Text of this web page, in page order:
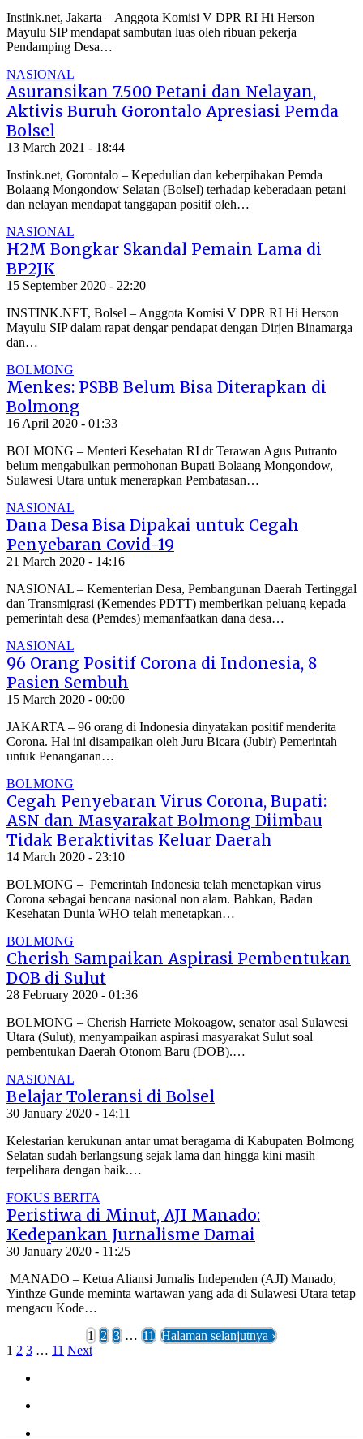
Instink.net, Jakarta – Anggota Komisi V DPR RI Hi Herson
Mayulu SIP mendapat sambutan luas oleh ribuan pekerja
Pendamping Desa…
NASIONAL
Asuransikan 7.500 Petani dan Nelayan,
Aktivis Buruh Gorontalo Apresiasi Pemda
Bolsel
13 March 2021 - 18:44
Instink.net, Gorontalo – Kepedulian dan keberpihakan Pemda
Bolaang Mongondow Selatan (Bolsel) terhadap keberadaan petani
dan nelayan mendapat tanggapan positif oleh…
NASIONAL
H2M Bongkar Skandal Pemain Lama di
BP2JK
15 September 2020 - 22:20
INSTINK.NET, Bolsel – Anggota Komisi V DPR RI Hi Herson
Mayulu SIP dalam rapat dengar pendapat dengan Dirjen Binamarga
dan…
BOLMONG
Menkes: PSBB Belum Bisa Diterapkan di
Bolmong
16 April 2020 - 01:33
BOLMONG – Menteri Kesehatan RI dr Terawan Agus Putranto
belum mengabulkan permohonan Bupati Bolaang Mongondow,
Sulawesi Utara untuk menerapkan Pembatasan…
NASIONAL
Dana Desa Bisa Dipakai untuk Cegah
Penyebaran Covid-19
21 March 2020 - 14:16
NASIONAL – Kementerian Desa, Pembangunan Daerah Tertinggal
dan Transmigrasi (Kemendes PDTT) memberikan peluang kepada
pemerintah desa (Pemdes) memanfaatkan dana desa…
NASIONAL
96 Orang Positif Corona di Indonesia, 8
Pasien Sembuh
15 March 2020 - 00:00
JAKARTA – 96 orang di Indonesia dinyatakan positif menderita
Corona. Hal ini disampaikan oleh Juru Bicara (Jubir) Pemerintah
untuk Penanganan…
BOLMONG
Cegah Penyebaran Virus Corona, Bupati:
ASN dan Masyarakat Bolmong Diimbau
Tidak Beraktivitas Keluar Daerah
14 March 2020 - 23:10
BOLMONG – Pemerintah Indonesia telah menetapkan virus
Corona sebagai bencana nasional non alam. Bahkan, Badan
Kesehatan Dunia WHO telah menetapkan…
BOLMONG
Cherish Sampaikan Aspirasi Pembentukan
DOB di Sulut
28 February 2020 - 01:36
BOLMONG – Cherish Harriete Mokoagow, senator asal Sulawesi
Utara (Sulut), menyampaikan aspirasi masyarakat Sulut soal
pembentukan Daerah Otonom Baru (DOB).…
NASIONAL
Belajar Toleransi di Bolsel
30 January 2020 - 14:11
Kelestarian kerukunan antar umat beragama di Kabupaten Bolmong
Selatan sudah berlangsung sejak lama dan hingga kini masih
terpelihara dengan baik.…
FOKUS BERITA
Peristiwa di Minut, AJI Manado:
Kedepankan Jurnalisme Damai
30 January 2020 - 11:25
MANADO – Ketua Aliansi Jurnalis Independen (AJI) Manado,
Yinthze Gunde meminta wartawan yang ada di Sulawesi Utara tetap
mengacu Kode…
1
2 3 … 11 Halaman selanjutnya ›
1 2 3 … 11 Next